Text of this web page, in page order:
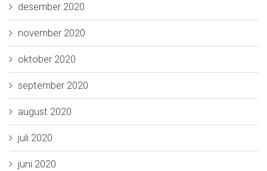
desember 2020
november 2020
oktober 2020
september 2020
august 2020
juli 2020
juni 2020